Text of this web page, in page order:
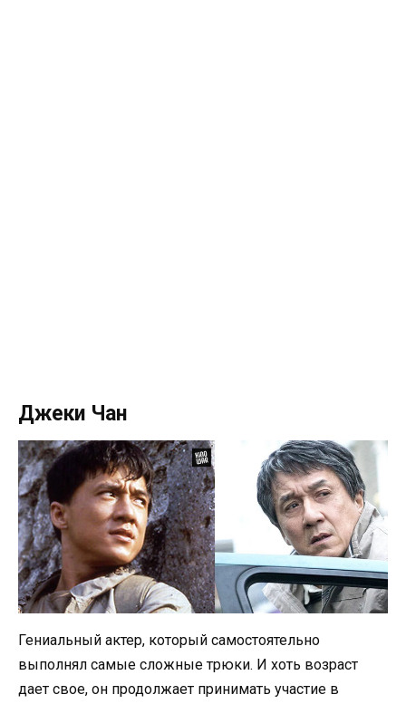
Джеки Чан
Гениальный актер, который самостоятельно
выполнял самые сложные трюки. И хоть возраст
дает свое, он продолжает принимать участие в